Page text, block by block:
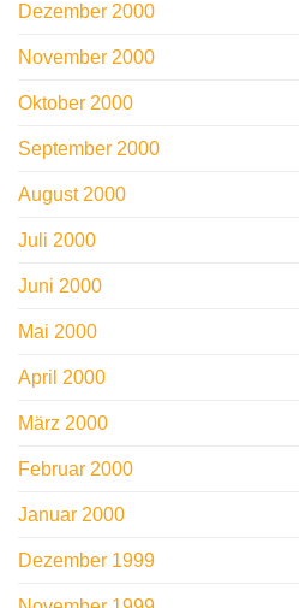
Dezember 2000
November 2000
Oktober 2000
September 2000
August 2000
Juli 2000
Juni 2000
Mai 2000
April 2000
März 2000
Februar 2000
Januar 2000
Dezember 1999